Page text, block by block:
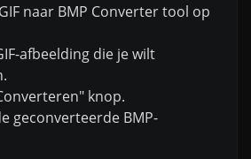
naar BMP Converter tool op
afbeelding die je wilt
knop.
geconverteerde BMP-